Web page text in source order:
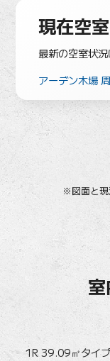
現在空
最新の空室状
アーデン木場
※図面と現
1R 39.09㎡タイプ